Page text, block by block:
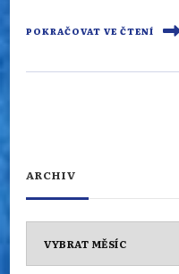
POKRAČOVAT VE ČTENÍ
ARCHIV